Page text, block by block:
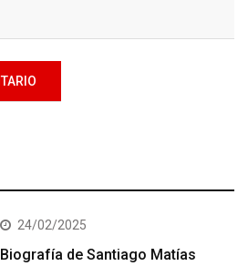
24/02/2025
Biografía de Santiago Matías